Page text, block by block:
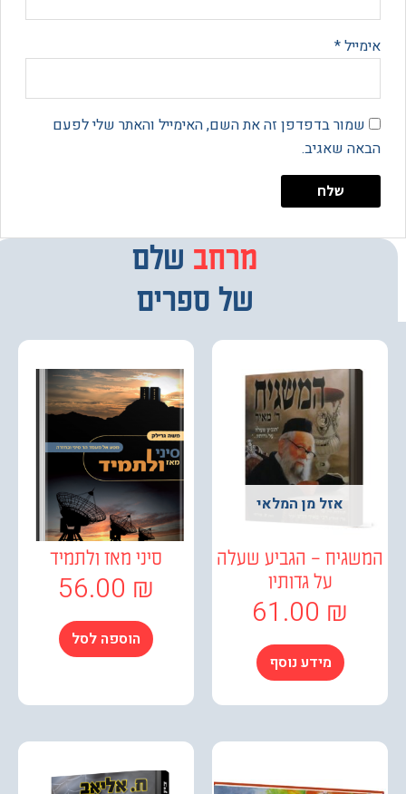
בדפדפן זה את השם, האימייל והאתר שלי לפעם
שאגיב.
מרחב
מבחרשלם
של ספרים
אזל מן המלאי
– הגביע שעלה
על גדותיו
61.00
מידע נוסף
סיני מאז ולתמיד
56.00
הוספה לסל